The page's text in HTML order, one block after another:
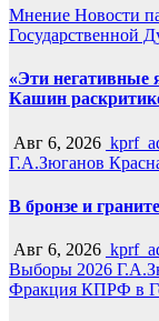
Мнение Новости
Государственной
«Эти негативные
Кашин
Авг 6, 2026
Г.А.Зюганов
В бронзе и
Авг 6, 2026
Выборы 2026
Фракция КПРФ в